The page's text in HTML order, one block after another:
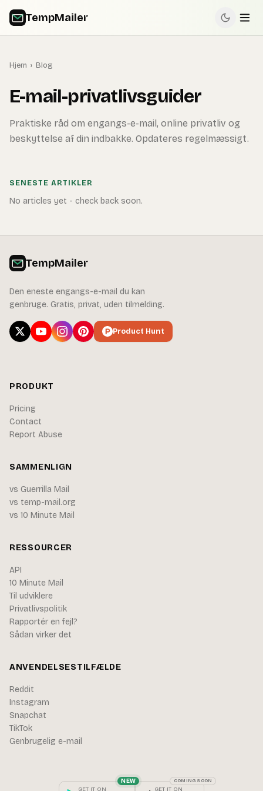
TempMailer
Hjem › Blog
E-mail-privatlivsguider
Praktiske råd om engangs-e-mail, online privatliv og
beskyttelse af din indbakke. Opdateres regelmæssigt.
SENESTE ARTIKLER
No articles yet - check back soon.
TempMailer
Den eneste engangs-e-mail du kan
genbruge. Gratis, privat, uden tilmelding.
Product Hunt
PRODUKT
Pricing
Contact
Report Abuse
SAMMENLIGN
vs Guerrilla Mail
vs temp-mail.org
vs 10 Minute Mail
RESSOURCER
API
10 Minute Mail
Til udviklere
Privatlivspolitik
Rapportér en fejl?
Sådan virker det
ANVENDELSESTILFÆLDE
Reddit
Instagram
Snapchat
TikTok
Genbrugelig e-mail
GET IT ON
NEW
GET IT ON
COMING SOON